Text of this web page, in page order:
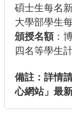
碩士生每名
大學部學生
頒授名額：
四名等學生
備註： 詳情
心網站」最